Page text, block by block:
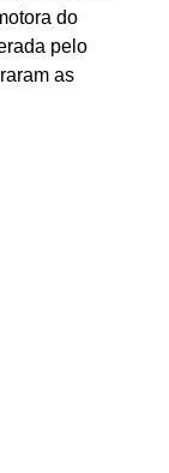
do
pelo
as